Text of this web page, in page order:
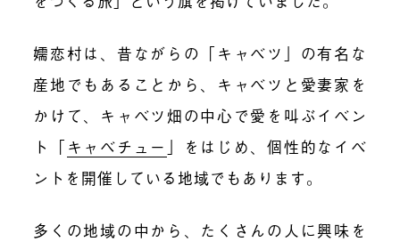
嬬恋村は、昔ながらの「キャベツ」の有名な
産地でもあることから、キャベツと愛妻家を
かけて、キャベツ畑の中心で愛を叫ぶイベン
ト「 キャベチュー 」をはじめ、個性的なイベ
ントを開催している地域でもあります。
多くの地域の中から、たくさんの人に興味を